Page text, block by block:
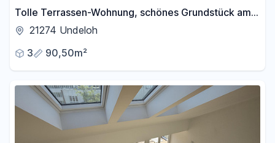
Tolle Terrassen-Wohnung, schönes Grundstück am
Naturschutzgebiet
21274 Undeloh
3
90,50m²